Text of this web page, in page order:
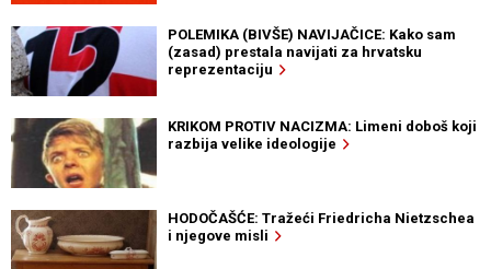
POLEMIKA (BIVŠE) NAVIJAČICE: Kako sam
(zasad) prestala navijati za hrvatsku
reprezentaciju
KRIKOM PROTIV NACIZMA: Limeni doboš koji
razbija velike ideologije
HODOČAŠĆE: Tražeći Friedricha Nietzschea
i njegove misli